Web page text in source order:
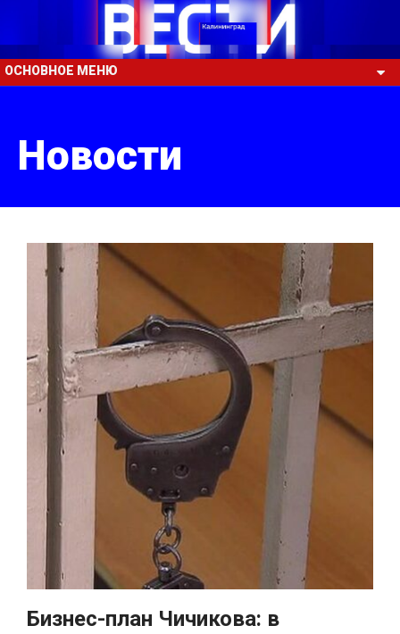
ОСНОВНОЕ МЕНЮ
Новости
Бизнес-план Чичикова: в